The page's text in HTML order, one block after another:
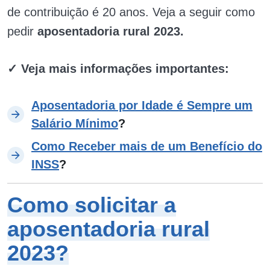
de contribuição é 20 anos. Veja a seguir como
pedir aposentadoria rural 2023.
✓ Veja mais informações importantes:
Aposentadoria por Idade é Sempre um
Salário Mínimo?
Como Receber mais de um Benefício do
INSS?
Como solicitar a
aposentadoria rural
2023?